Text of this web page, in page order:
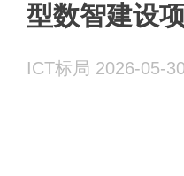
型数智建设
ICT标局 2026-05-